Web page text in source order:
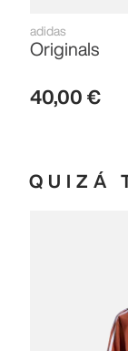
adidas
Originals
40,00 €
QUIZÁ